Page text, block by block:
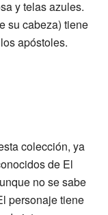
y telas azules.
su cabeza) tiene
apóstoles.
colección, ya
de El
no se sabe
personaje tiene